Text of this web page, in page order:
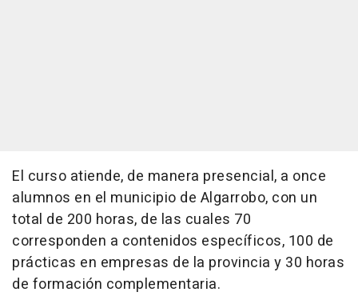
El curso atiende, de manera presencial, a once
alumnos en el municipio de Algarrobo, con un
total de 200 horas, de las cuales 70
corresponden a contenidos específicos, 100 de
prácticas en empresas de la provincia y 30 horas
de formación complementaria.